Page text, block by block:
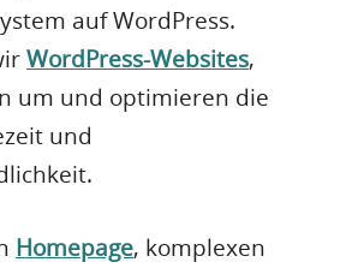
auf WordPress.
WordPress-Websites,
um und optimieren die
und
Homepage, komplexen